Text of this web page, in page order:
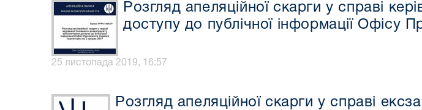
Розгляд апеляційної скарги у справі
доступу до публічної інформації Офісу
25 листопада 2019, 16:57
Розгляд апеляційної скарги у справі